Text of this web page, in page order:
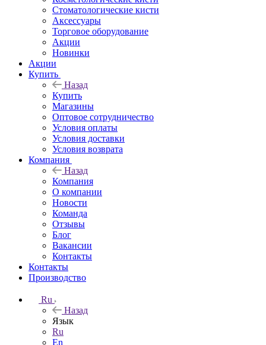
Стоматологические кисти
Аксессуары
Торговое оборудование
Акции
Новинки
Акции
Купить
Назад
Купить
Магазины
Оптовое сотрудничество
Условия оплаты
Условия доставки
Условия возврата
Компания
Назад
Компания
О компании
Новости
Команда
Отзывы
Блог
Вакансии
Контакты
Контакты
Производство
Ru
Назад
Язык
Ru
En